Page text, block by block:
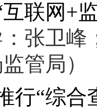
互联网+
：张卫峰
管局）
行“综合